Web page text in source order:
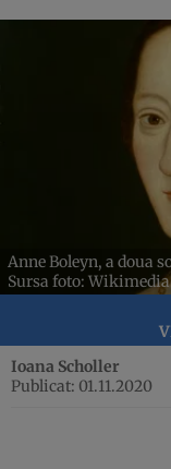
Anne Boleyn, a doua
Sursa foto:
Ioana Scholler
Publicat: 01.11.2020